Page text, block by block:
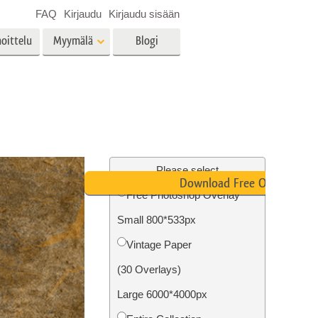
muokkaus
Valokuvan restaurointi
Myymälä
videopeittokuvat
Blogi
FAQ Kirjaudu Kirjaudu sisään
Please select
Free Photoshop Overlay
Small 800*533px
Vintage Paper
(30 Overlays)
Large 6000*4000px
Download Free Overlay